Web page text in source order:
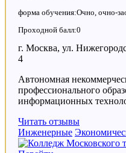
форма обучения:Очно, очно-
Проходной балл:0
г. Москва, ул.
4
Автономная
профессионального
информационных
Читать отзывы
Инженерные